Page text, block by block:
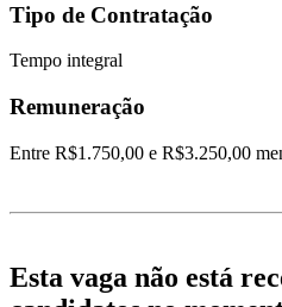
Tipo de Contratação
Tempo integral
Remuneração
Entre R$1.750,00 e R$3.250,00
Esta vaga não está